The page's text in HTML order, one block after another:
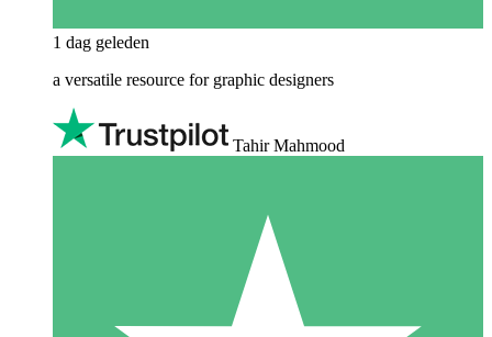
1 dag geleden
a versatile resource for graphic designers
Tahir Mahmood